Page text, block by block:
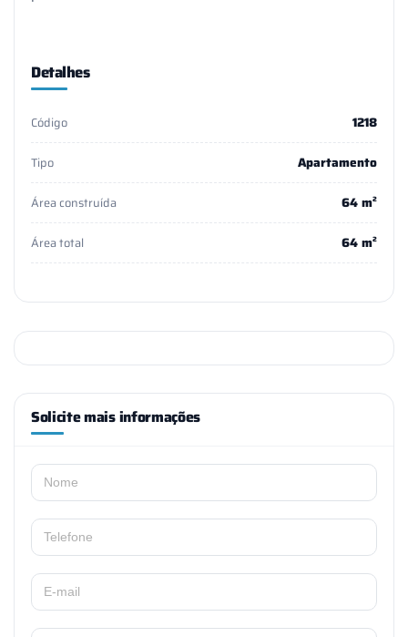
Detalhes
Código 1218
Tipo Apartamento
Área construída 64 m²
Área total 64 m²
Solicite mais informações